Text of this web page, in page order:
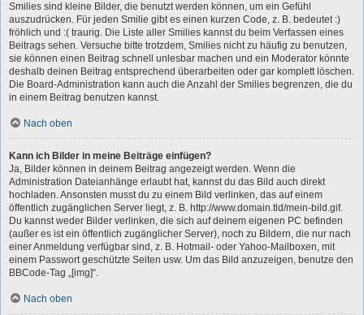
Smilies sind kleine Bilder, die benutzt werden können, um ein Gefühl
auszudrücken. Für jeden Smilie gibt es einen kurzen Code, z. B. bedeutet :)
fröhlich und :( traurig. Die Liste aller Smilies kannst du beim Verfassen eines
Beitrags sehen. Versuche bitte trotzdem, Smilies nicht zu häufig zu benutzen,
sie können einen Beitrag schnell unlesbar machen und ein Moderator könnte
deshalb deinen Beitrag entsprechend überarbeiten oder gar komplett löschen.
Die Board-Administration kann auch die Anzahl der Smilies begrenzen, die du
in einem Beitrag benutzen kannst.
Nach oben
Kann ich Bilder in meine Beiträge einfügen?
Ja, Bilder können in deinem Beitrag angezeigt werden. Wenn die
Administration Dateianhänge erlaubt hat, kannst du das Bild auch direkt
hochladen. Ansonsten musst du zu einem Bild verlinken, das auf einem
öffentlich zugänglichen Server liegt, z. B. http://www.domain.tld/mein-bild.gif.
Du kannst weder Bilder verlinken, die sich auf deinem eigenen PC befinden
(außer es ist ein öffentlich zugänglicher Server), noch zu Bildern, die nur nach
einer Anmeldung verfügbar sind, z. B. Hotmail- oder Yahoo-Mailboxen, mit
einem Passwort geschützte Seiten usw. Um das Bild anzuzeigen, benutze den
BBCode-Tag „[img]“.
Nach oben